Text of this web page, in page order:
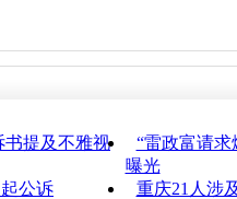
书提及不雅视
“雷政富请
曝光
公诉
重庆21人涉